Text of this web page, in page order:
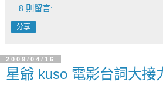
8 則留言:
分享
2009/04/16
星爺 kuso 電影台詞大接